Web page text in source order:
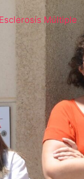
Múltiple